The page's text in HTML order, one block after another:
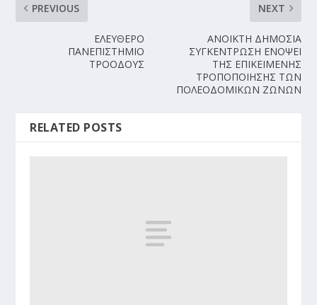
PREVIOUS
ΕΛΕΥΘΕΡΟ
ΠΑΝΕΠΙΣΤΗΜΙΟ
ΤΡΟΟΔΟΥΣ
NEXT
ΑΝΟΙΚΤΗ ΔΗΜΟΣΙΑ
ΣΥΓΚΕΝΤΡΩΣΗ ΕΝΟΨΕΙ
ΤΗΣ ΕΠΙΚΕΙΜΕΝΗΣ
ΤΡΟΠΟΠΟΙΗΣΗΣ ΤΩΝ
ΠΟΛΕΟΔΟΜΙΚΩΝ ΖΩΝΩΝ
RELATED POSTS